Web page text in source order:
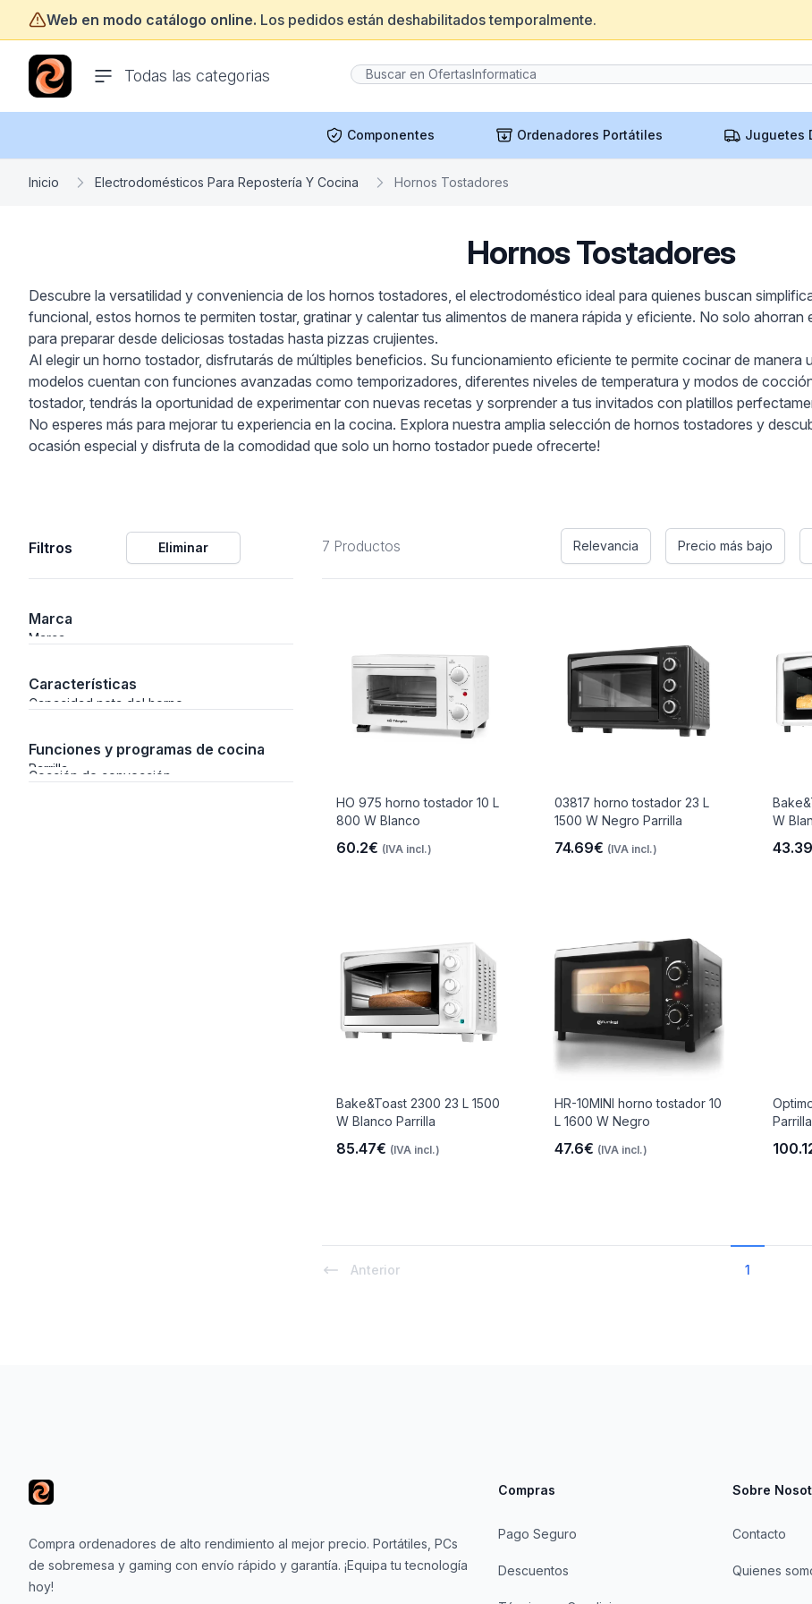
Web en modo catálogo online. Los pedidos están deshabilitados temporalmente.
Todas las categorias
ofertasinformatica.com
Componentes Ordenadores Portátiles Juguetes
Inicio Electrodomésticos Para Repostería Y Cocina Hornos Tostadores
Hornos Tostadores
Descubre la versatilidad y conveniencia de los hornos tostadores, el electrodoméstico ideal para quienes buscan
funcional, estos hornos te permiten tostar, gratinar y calentar tus alimentos de manera rápida y eficiente. No solo
para preparar desde deliciosas tostadas hasta pizzas crujientes.
Al elegir un horno tostador, disfrutarás de múltiples beneficios. Su funcionamiento eficiente te permite cocinar de
modelos cuentan con funciones avanzadas como temporizadores, diferentes niveles de temperatura y modos de
tostador, tendrás la oportunidad de experimentar con nuevas recetas y sorprender a tus invitados con platillos
No esperes más para mejorar tu experiencia en la cocina. Explora nuestra amplia selección de hornos tostadores y
ocasión especial y disfruta de la comodidad que solo un horno tostador puede ofrecerte!
Filtros Eliminar
Marca
Marca
Características
Capacidad neta del horno
Funciones y programas de cocina
Parrilla
Cocción de convección
7 Productos Relevancia Precio más bajo
HO 975 horno tostador 10 L
800 W Blanco
60.2€ (IVA incl.)
03817 horno tostador 23 L
1500 W Negro Parrilla
74.69€ (IVA incl.)
W
Bake&Toast 2300 23 L 1500
W Blanco Parrilla
85.47€ (IVA incl.)
HR-10MINI horno tostador 10
L 1600 W Negro
47.6€ (IVA incl.)
Parrilla
Anterior 1
Compra ordenadores de alto rendimiento al mejor precio. Portátiles, PCs
de sobremesa y gaming con envío rápido y garantía. ¡Equipa tu tecnología
hoy!
Compras
Pago Seguro
Descuentos
Sobre
Contacto
Quienes